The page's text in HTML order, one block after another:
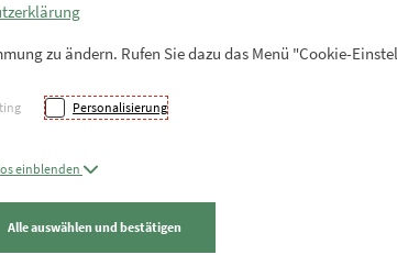
Avene
Nachtcreme
48,91 EUR
zu ändern. Rufen Sie dazu das Menü "Cookie-
Personalisierung
einblenden
Alle auswählen und bestätigen